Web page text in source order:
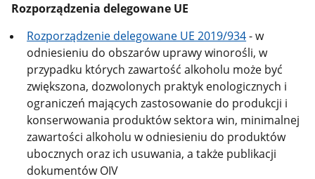
Rozporządzenia delegowane UE
Rozporządzenie delegowane UE 2019/934- w
odniesieniu do obszarów uprawy winorośli, w
przypadku których zawartość alkoholu może być
zwiększona, dozwolonych praktyk enologicznych i
ograniczeń mających zastosowanie do produkcji i
konserwowania produktów sektora win, minimalnej
zawartości alkoholu w odniesieniu do produktów
ubocznych oraz ich usuwania, a także publikacji
dokumentów OIV